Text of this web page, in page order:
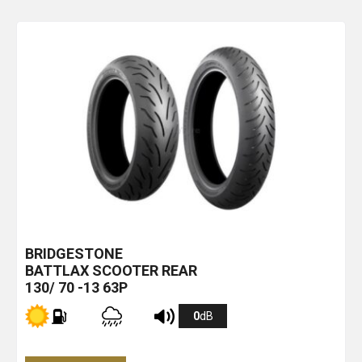
BRIDGESTONE
BATTLAX SCOOTER REAR
130/ 70 -13 63P
0dB